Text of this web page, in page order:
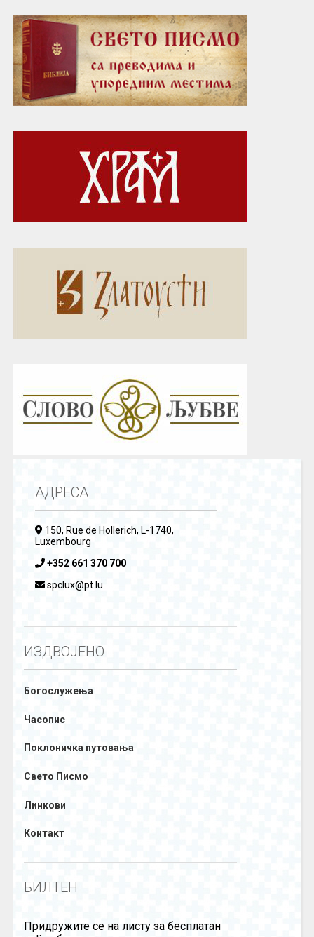
АДРЕСА
150, Rue de Hollerich, L-1740,
Luxembourg
+352 661 370 700
spclux@pt.lu
ИЗДВОЈЕНО
Богослужења
Часопис
Поклоничка путовања
Свето Писмо
Линкови
Контакт
БИЛТЕН
Придружите се на листу за бесплатан